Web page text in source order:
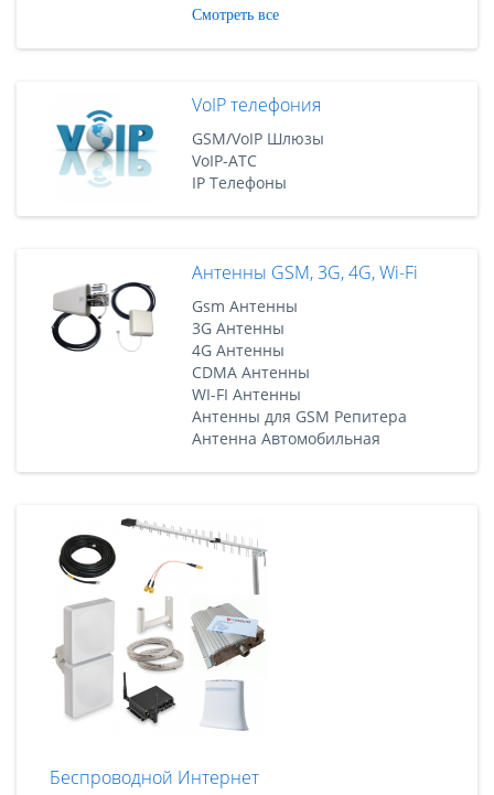
Смотреть все
VoIP телефония
GSM/VoIP Шлюзы
VoIP-АТС
IP Телефоны
Антенны GSM, 3G, 4G, Wi-Fi
Gsm Антенны
3G Антенны
4G Антенны
CDMA Антенны
WI-FI Антенны
Антенны для GSM Репитера
Антенна Автомобильная
Беспроводной Интернет